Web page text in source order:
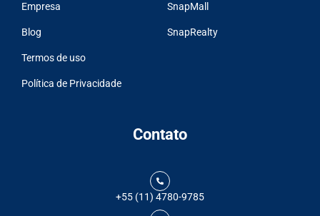
Empresa
Blog
Termos de uso
Política de Privacidade
SnapMall
SnapRealty
Contato
+55 (11) 4780-9785